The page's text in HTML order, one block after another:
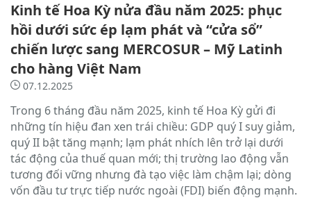
Kinh tế Hoa Kỳ nửa đầu năm 2025: phục
hồi dưới sức ép lạm phát và “cửa sổ”
chiến lược sang MERCOSUR – Mỹ Latinh
cho hàng Việt Nam
07.12.2025
Trong 6 tháng đầu năm 2025, kinh tế Hoa Kỳ gửi đi
những tín hiệu đan xen trái chiều: GDP quý I suy giảm,
quý II bật tăng mạnh; lạm phát nhích lên trở lại dưới
tác động của thuế quan mới; thị trường lao động vẫn
tương đối vững nhưng đà tạo việc làm chậm lại; dòng
vốn đầu tư trực tiếp nước ngoài (FDI) biến động mạnh.